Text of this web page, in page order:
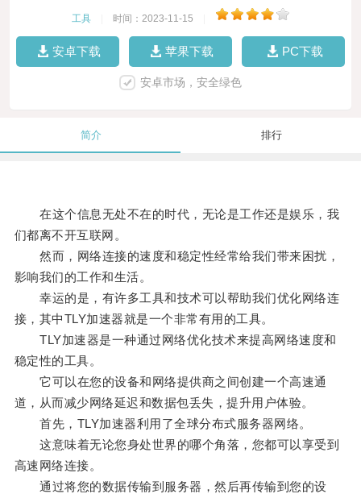
工具 时间：2023-11-15
安卓下载 苹果下载 PC下载
安卓市场，安全绿色
简介 排行
在这个信息无处不在的时代，无论是工作还是娱乐，我
们都离不开互联网。
然而，网络连接的速度和稳定性经常给我们带来困扰，
影响我们的工作和生活。
幸运的是，有许多工具和技术可以帮助我们优化网络连
接，其中TLY加速器就是一个非常有用的工具。
TLY加速器是一种通过网络优化技术来提高网络速度和
稳定性的工具。
它可以在您的设备和网络提供商之间创建一个高速通
道，从而减少网络延迟和数据包丢失，提升用户体验。
首先，TLY加速器利用了全球分布式服务器网络。
这意味着无论您身处世界的哪个角落，您都可以享受到
高速网络连接。
通过将您的数据传输到服务器，然后再传输到您的设